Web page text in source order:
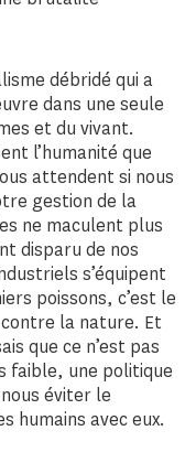
débridé qui a
dans une seule
et du vivant.
l’humanité que
attendent si nous
gestion de la
ne maculent plus
disparu de nos
s’équipent
poissons, c’est le
la nature. Et
que ce n’est pas
faible, une politique
éviter le
humains avec eux.